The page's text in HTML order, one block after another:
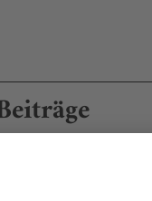
Bolton schauen bei den